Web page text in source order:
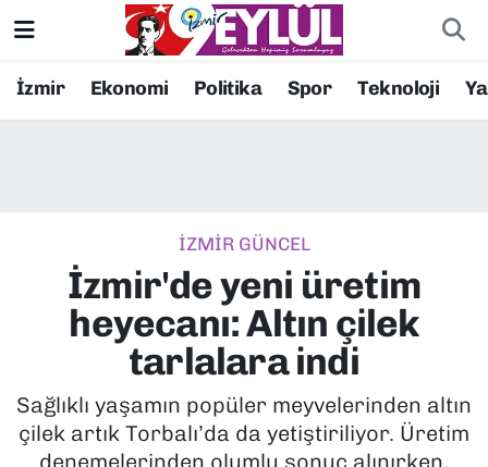
İzmir Ekonomi Politika Spor Teknoloji
İZMİR GÜNCEL
İzmir'de yeni üretim
heyecanı: Altın çilek
tarlalara indi
Sağlıklı yaşamın popüler meyvelerinden altın
çilek artık Torbalı’da da yetiştiriliyor. Üretim
denemelerinden olumlu sonuç alınırken,
Resmi İlanlar
EKONOMİ
KÜLTÜR SANAT
MAGAZİN
Konak Nöbetçi Eczaneler
Süper Lig Puan Durumu ve Fikstür
Tüm Manşetler
Son Dakika Haberleri
Haber Arşivi